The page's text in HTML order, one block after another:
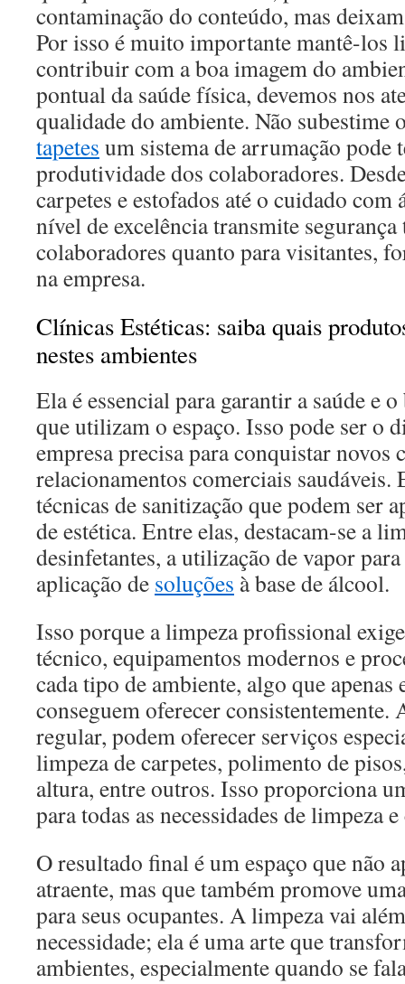
contaminação do conteúdo, mas
Por isso é muito importante mantê-los
contribuir com a boa imagem do
pontual da saúde física, devemos nos
qualidade do ambiente. Não subestime
tapetes um sistema de arrumação pode
produtividade dos colaboradores.
carpetes e estofados até o cuidado com
nível de excelência transmite segurança
colaboradores quanto para visitantes,
na empresa.
Clínicas Estéticas: saiba quais
nestes ambientes
Ela é essencial para garantir a saúde e
que utilizam o espaço. Isso pode ser o
empresa precisa para conquistar novos
relacionamentos comerciais saudáveis.
técnicas de sanitização que podem ser
de estética. Entre elas, destacam-se a
desinfetantes, a utilização de vapor
aplicação de soluções à base de álcool.
Isso porque a limpeza profissional
técnico, equipamentos modernos e
cada tipo de ambiente, algo que apenas
conseguem oferecer consistentemente.
regular, podem oferecer serviços
limpeza de carpetes, polimento de
altura, entre outros. Isso proporciona
para todas as necessidades de limpeza
O resultado final é um espaço que não
atraente, mas que também promove
para seus ocupantes. A limpeza vai
necessidade; ela é uma arte que
ambientes, especialmente quando se